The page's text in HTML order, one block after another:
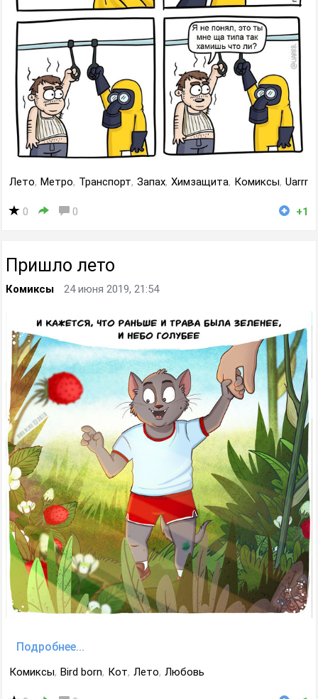
Лето, Метро, Транспорт, Запах, Химзащита, Комиксы, Uarrr
0 0 +1
Пришло лето
Комиксы 24 июня 2019, 21:54
Подробнее...
Комиксы, Bird born, Кот, Лето, Любовь